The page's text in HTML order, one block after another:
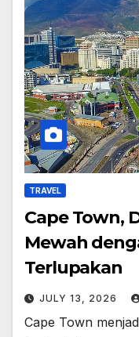
TRAVEL
Cape Town,
Mewah
Terlupakan
JULY 13, 2026
Cape Town